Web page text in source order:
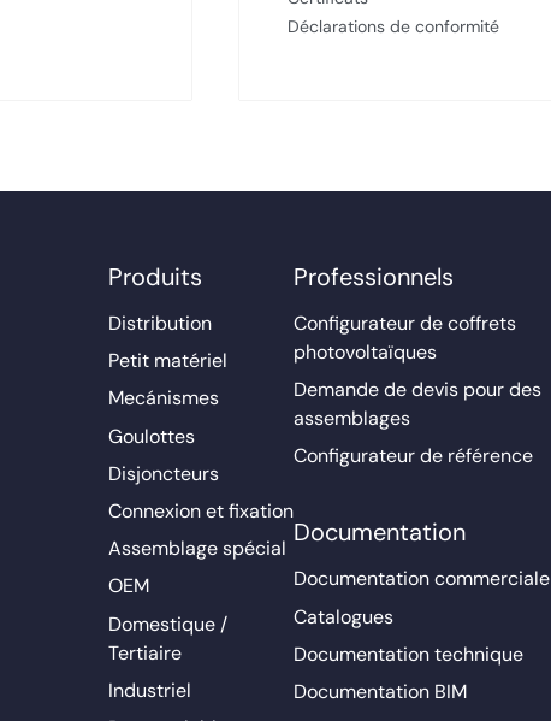
Déclarations de conformité
Produits
Distribution
Petit matériel
Mecánismes
Goulottes
Disjoncteurs
Connexion et fixation
Assemblage spécial
OEM
Domestique /
Tertiaire
Industriel
Professionnels
Configurateur de coffrets
photovoltaïques
Demande de devis pour des
assemblages
Configurateur de référence
Documentation
Documentation commerciale
Catalogues
Documentation technique
Documentation BIM